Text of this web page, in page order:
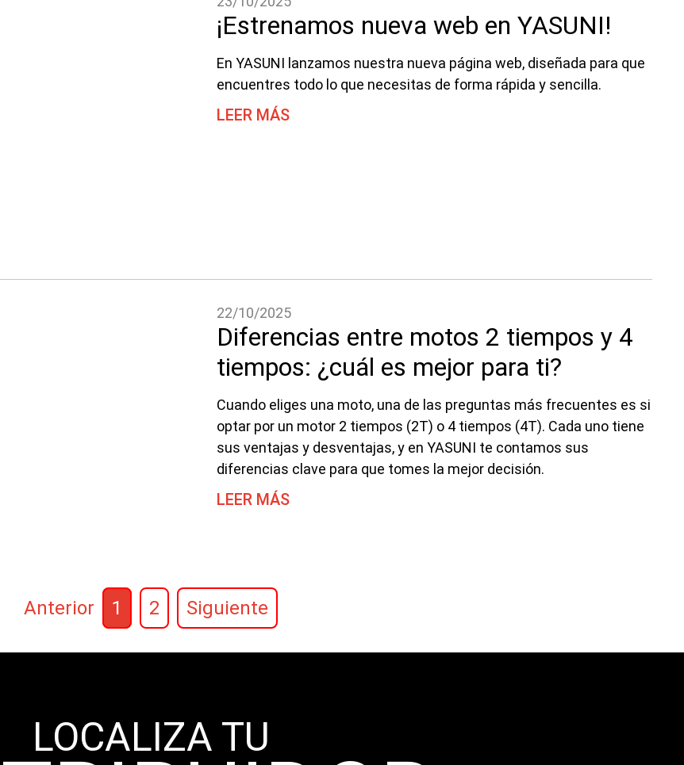
¡Estrenamos nueva web en YASUNI!
En YASUNI lanzamos nuestra nueva página web, diseñada para que
encuentres todo lo que necesitas de forma rápida y sencilla.
LEER MÁS
Diferencias entre motos 2 tiempos y 4
tiempos: ¿cuál es mejor para ti?
22/10/2025
Cuando eliges una moto, una de las preguntas más frecuentes es si
optar por un motor 2 tiempos (2T) o 4 tiempos (4T). Cada uno tiene
sus ventajas y desventajas, y en YASUNI te contamos sus
diferencias clave para que tomes la mejor decisión.
LEER MÁS
Anterior 1 2 Siguiente
LOCALIZA TU